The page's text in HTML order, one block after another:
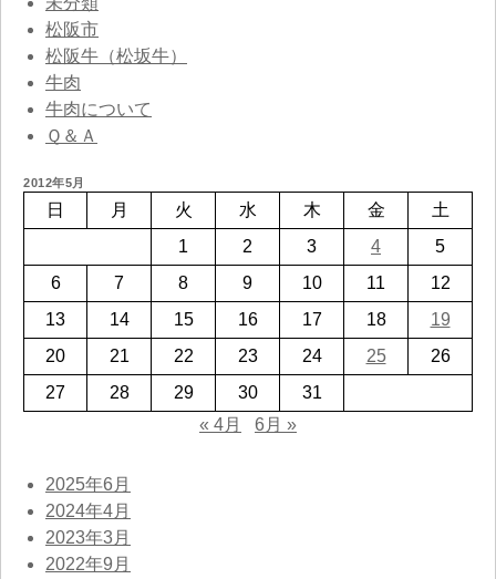
松阪市
松阪牛（松坂牛）
牛肉
牛肉について
Ｑ＆Ａ
2012年5月
日 月 火 水 木 金
土
1
2 3 4
5
6
7 8 9 10 11
12
13
14 15 16 17 18
19
20
21 22 23 24 25
26
27
28 29 30
31
« 4月
6月 »
2025年6月
2024年4月
2023年3月
2022年9月